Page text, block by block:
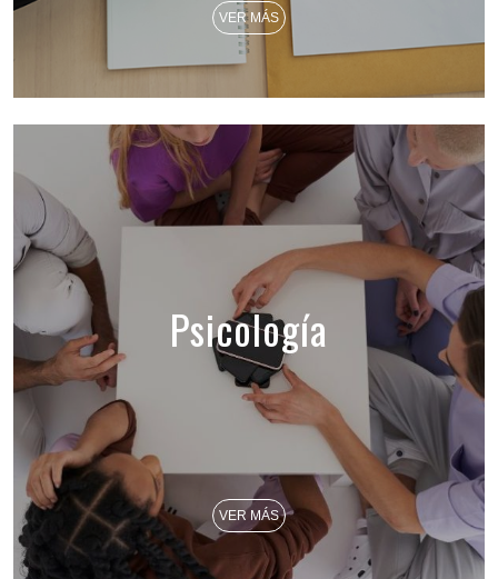
VER MÁS
Psicología
VER MÁS